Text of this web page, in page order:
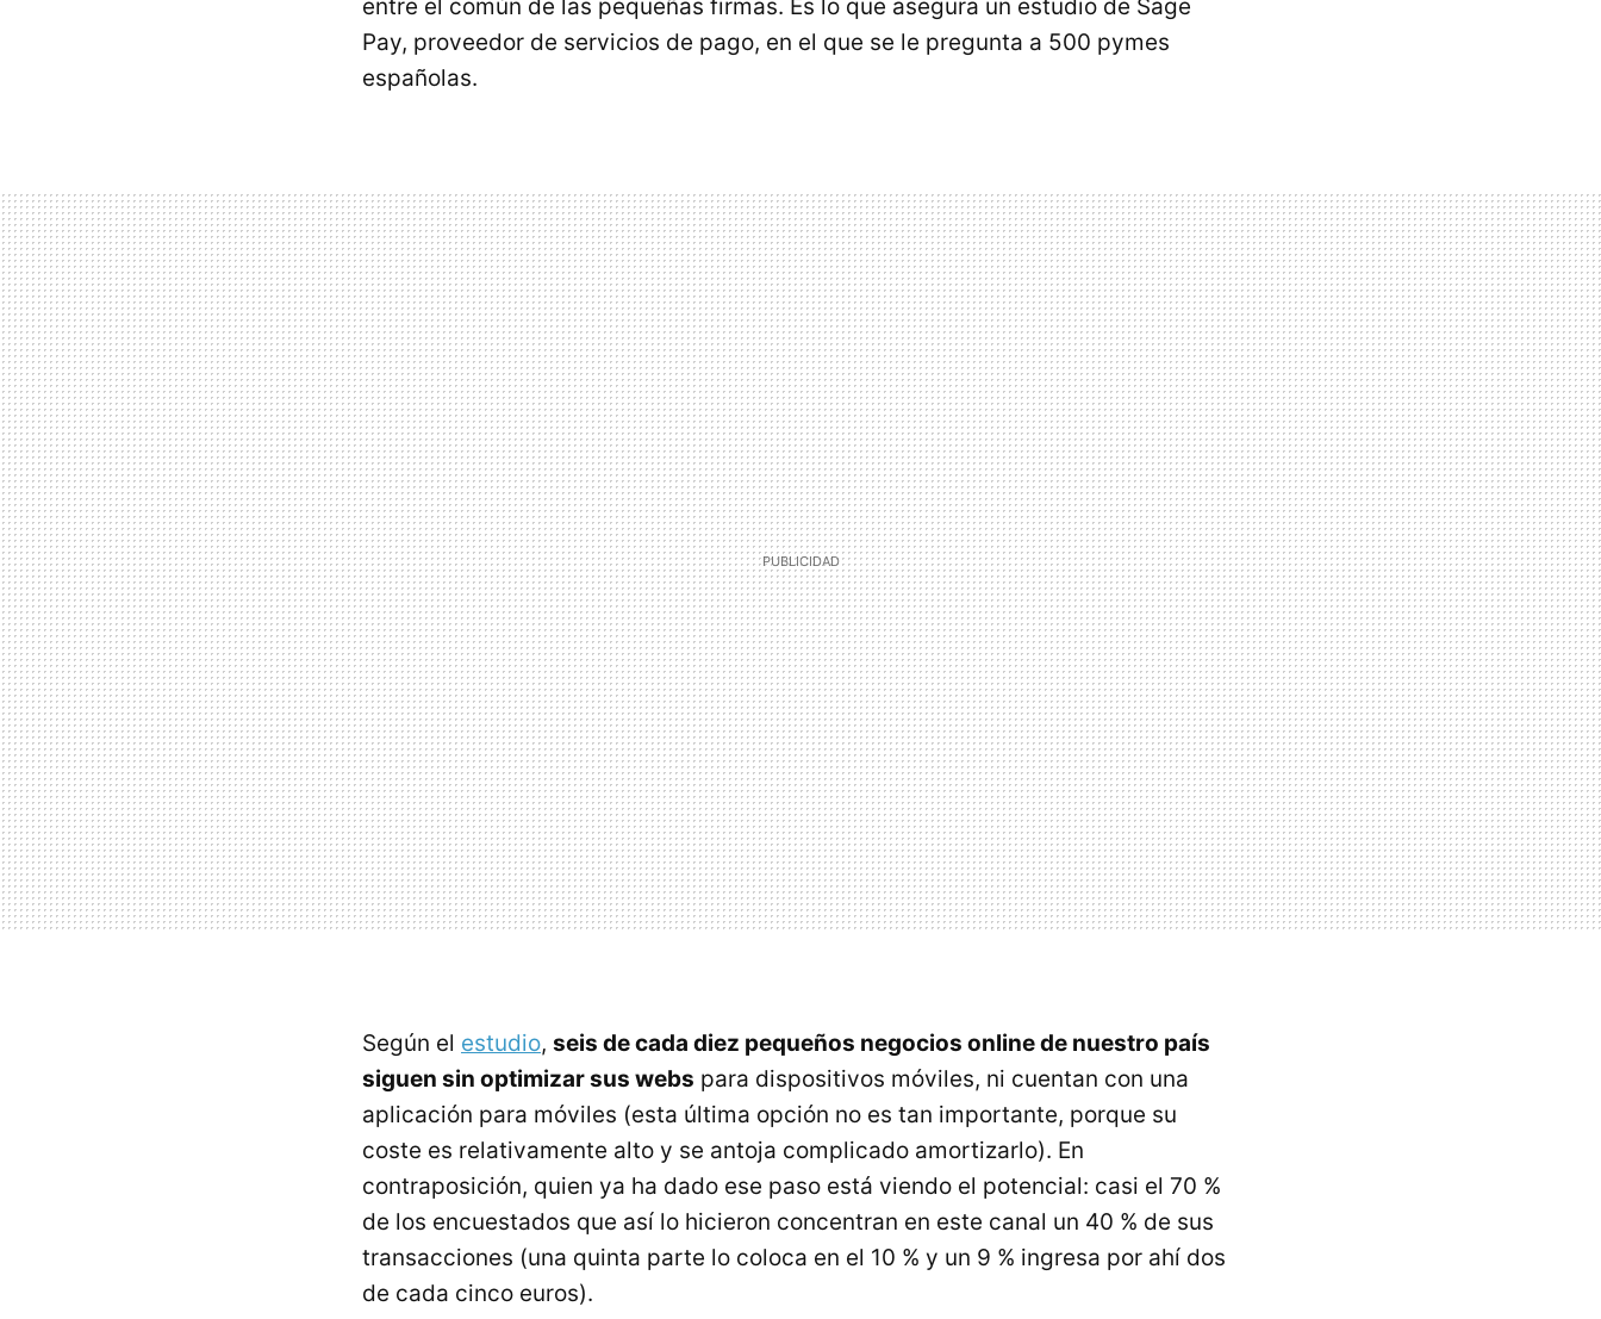
entre el común de las pequeñas firmas. Es lo que asegura un estudio de Sage
Pay, proveedor de servicios de pago, en el que se le pregunta a 500 pymes
españolas.
Según el estudio, seis de cada diez pequeños negocios online de nuestro país
siguen sin optimizar sus webs para dispositivos móviles, ni cuentan con una
aplicación para móviles (esta última opción no es tan importante, porque su
coste es relativamente alto y se antoja complicado amortizarlo). En
contraposición, quien ya ha dado ese paso está viendo el potencial: casi el 70 %
de los encuestados que así lo hicieron concentran en este canal un 40 % de sus
transacciones (una quinta parte lo coloca en el 10 % y un 9 % ingresa por ahí dos
de cada cinco euros).